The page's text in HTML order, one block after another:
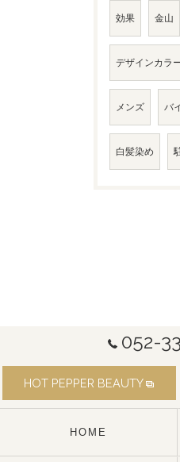
効果 金山
デザインカラ
メンズ バ
白髪染め
052-
HOT PEPPER BEAUTY
HOME